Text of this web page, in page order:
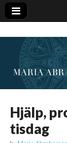
Hjälp,
tisdag